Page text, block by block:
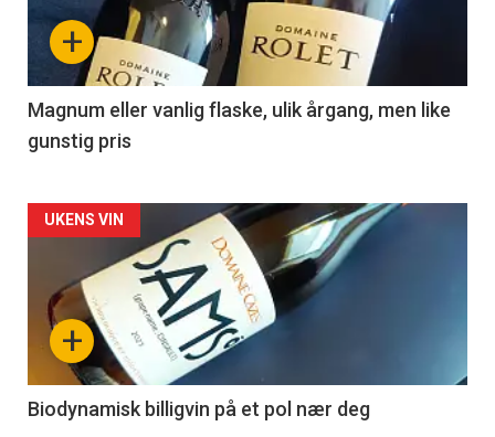
nå
3
+
Magnum eller vanlig flaske, ulik årgang, men like
gunstig pris
Forsiden
akkurat
nå
4
+
UKENS VIN
Biodynamisk billigvin på et pol nær deg